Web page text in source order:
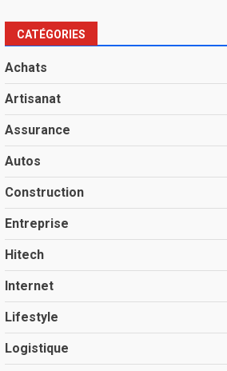
CATÉGORIES
Achats
Artisanat
Assurance
Autos
Construction
Entreprise
Hitech
Internet
Lifestyle
Logistique